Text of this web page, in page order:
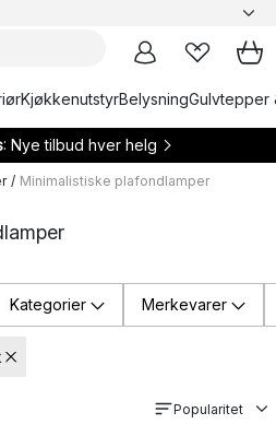
KjøkkenutstyrBelysningGulvtepper
: Nye tilbud hver helg
/ Minimalistiske plafondlamper
Kategorier Merkevarer
Popularitet